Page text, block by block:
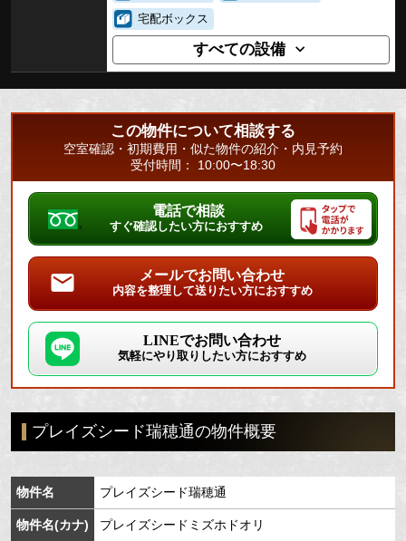
宅配ボックス
すべての設備
この物件について相談する
空室確認・初期費用・似た物件の紹介・内見予約
受付時間： 10:00〜18:30
電話で相談
すぐ確認したい方におすすめ
メールでお問い合わせ
内容を整理して送りたい方におすすめ
LINEでお問い合わせ
気軽にやり取りしたい方におすすめ
プレイズシード瑞穂通の物件概要
物件名 プレイズシード瑞穂通
物件名(カナ) プレイズシードミズホドオリ